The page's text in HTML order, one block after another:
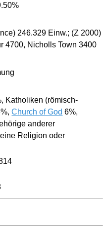
246.329 Einw.; (Z 2000)
4700, Nicholls Town 3400
Katholiken (römisch-
Church of God 6%,
anderer
Religion oder